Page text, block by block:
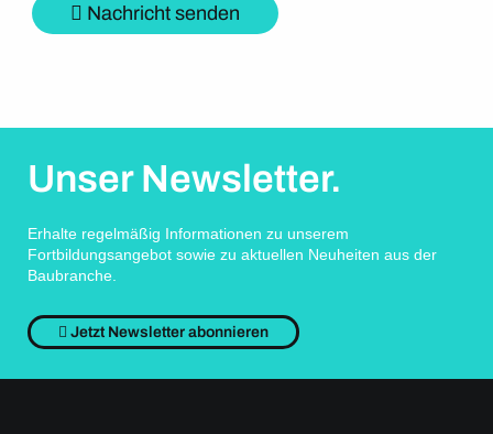
Nachricht senden
Unser Newsletter.
Erhalte regelmäßig Informationen zu unserem
Fortbildungsangebot sowie zu aktuellen Neuheiten aus der
Baubranche.
Jetzt Newsletter abonnieren